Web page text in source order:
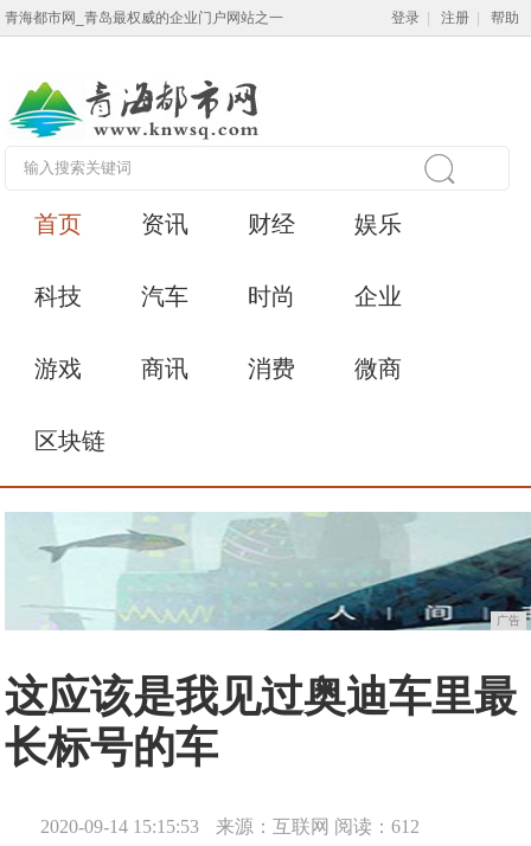
青海都市网_青岛最权威的企业门户网站之一 登录 注册 帮助
首页 资讯 财经 娱乐
科技 汽车 时尚 企业
游戏 商讯 消费 微商
区块链
广告
这应该是我见过奥迪车里最
长标号的车
2020-09-14 15:15:53 来源：互联网 阅读：612